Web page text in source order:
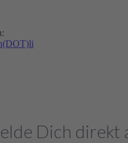
Dich direkt